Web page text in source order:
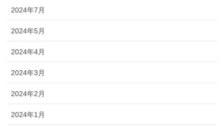
2024年7月
2024年5月
2024年4月
2024年3月
2024年2月
2024年1月